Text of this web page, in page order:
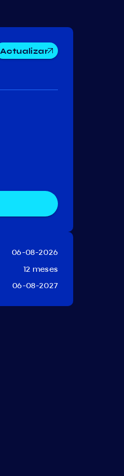
Actualizar
06-08-2026
12 meses
06-08-2027